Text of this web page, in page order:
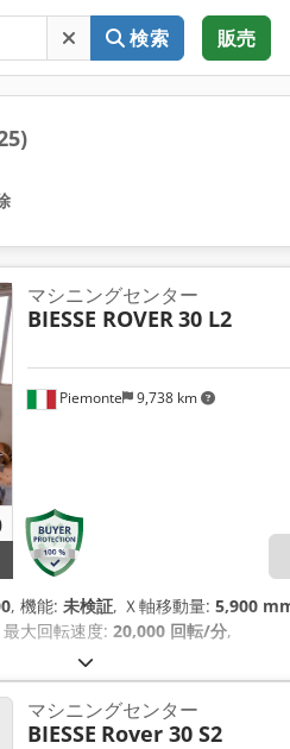
検索 販売
Piemonte 9,738 km
マシニングセンター
BIESSE ROVER 30 L2
, 機能: 未検証, Ｘ軸移動量: 5,900
最大回転速度: 20,000 回転/分,
マシニングセンター
BIESSE Rover 30 S2